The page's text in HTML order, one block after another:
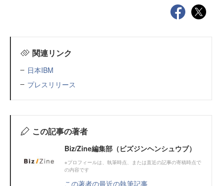
関連リンク
日本IBM
プレスリリース
この記事の著者
Biz/Zine編集部（ビズジンヘンシュウブ）
※プロフィールは、執筆時点、または直近の記事の寄稿時点で
の内容です
この著者の最近の執筆記事